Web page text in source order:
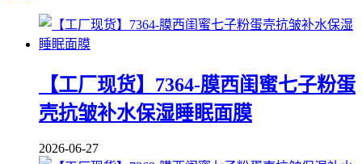
【工厂现货】7364-膜西闺蜜七子粉蛋
壳抗皱补水保湿睡眠面膜
2026-06-27